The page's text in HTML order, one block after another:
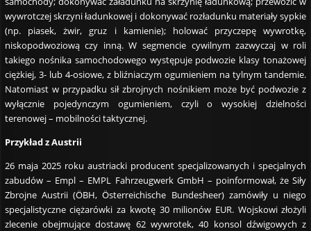
wywrotczej skrzyni ładunkowej i dokonywać rozładunku materiały sypkie
(np. piasek, żwir, gruz i kamienie); holować przyczepę wywrotkę,
niskopodwoziową czy inną. W segmencie cywilnym zazwyczaj w roli
takiego nośnika samochodowego występuje podwozie klasy tonażowej
ciężkiej, 3- lub 4-osiowe, z bliźniaczym ogumieniem na tylnym tandemie.
Natomiast w przypadku sił zbrojnych nośnikiem może być podwozie z
wyłącznie pojedynczym ogumieniem, czyli o wysokiej dzielności
terenowej – mobilności taktycznej.
Przykład z Austrii
26 maja 2025 roku austriacki producent specjalizowanych i specjalnych
zabudów – Empl – EMPL Fahrzeugwerk GmbH – poinformował, że Siły
Zbrojne Austrii (ÖBH, Österreichische Bundesheer) zamówiły u niego
specjalistyczne ciężarówki za kwotę 30 milionów EUR. Wojskowi złożyli
zlecenie obejmujące dostawę 62 wywrotek, 40 konsol dźwigowych z